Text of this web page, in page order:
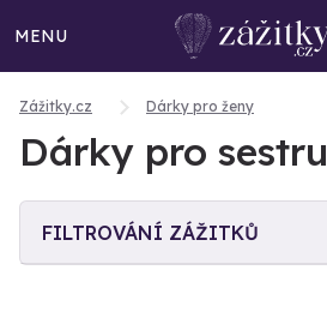
MENU
Zážitky.cz Dárky pro ženy
Dárky pro sestru
FILTROVÁNÍ ZÁŽITKŮ